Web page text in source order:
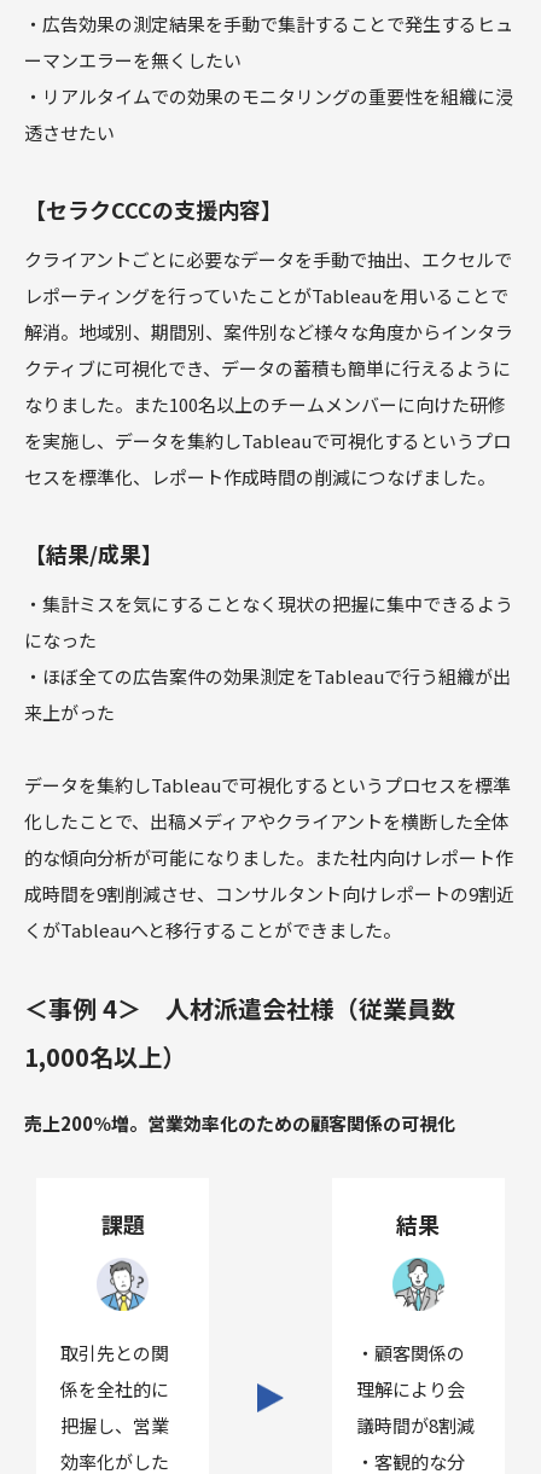
・広告効果の測定結果を手動で集計することで発生するヒュ
ーマンエラーを無くしたい
・リアルタイムでの効果のモニタリングの重要性を組織に浸
透させたい
【セラクCCCの支援内容】
クライアントごとに必要なデータを手動で抽出、エクセルで
レポーティングを行っていたことがTableauを用いることで
解消。地域別、期間別、案件別など様々な角度からインタラ
クティブに可視化でき、データの蓄積も簡単に行えるように
なりました。また100名以上のチームメンバーに向けた研修
を実施し、データを集約しTableauで可視化するというプロ
セスを標準化、レポート作成時間の削減につなげました。
【結果/成果】
・集計ミスを気にすることなく現状の把握に集中できるよう
になった
・ほぼ全ての広告案件の効果測定をTableauで行う組織が出
来上がった
データを集約しTableauで可視化するというプロセスを標準
化したことで、出稿メディアやクライアントを横断した全体
的な傾向分析が可能になりました。また社内向けレポート作
成時間を9割削減させ、コンサルタント向けレポートの9割近
くがTableauへと移行することができました。
＜事例 4＞ 人材派遣会社様（従業員数
1,000名以上）
売上200％増。営業効率化のための顧客関係の可視化
課題
取引先との関
係を全社的に
把握し、営業
効率化がした
結果
・顧客関係の
理解により会
議時間が8割減
・客観的な分